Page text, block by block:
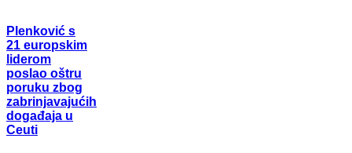
Plenković s
21 europskim
liderom
poslao oštru
poruku zbog
zabrinjavajućih
događaja u
Ceuti